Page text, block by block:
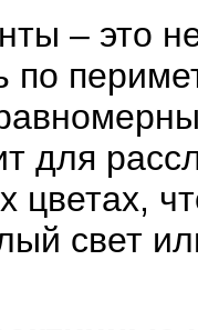
– это
по
для
цветах,
свет